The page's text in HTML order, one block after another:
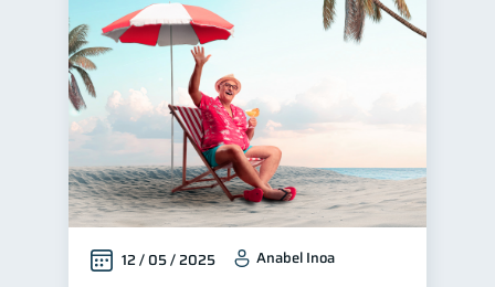
Vacaciones 2
Criptomonedas
Inversiones
Cuenta Inactiva 1
Finanzas Personales 1
Finanzas en Pareja 1
Educación Financiera 1
Mipymes 1
12 / 05 / 2025 Anabel Inoa